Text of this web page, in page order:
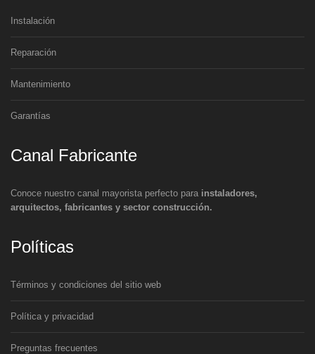
Instalación
Reparación
Mantenimiento
Garantías
Canal Fabricante
Conoce nuestro canal mayorista perfecto para instaladores,
arquitectos, fabricantes y sector construcción.
Políticas
Términos y condiciones del sitio web
Política y privacidad
Preguntas frecuentes